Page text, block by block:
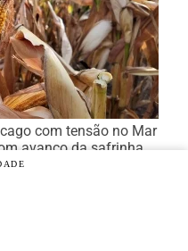
com tensão no Mar
avanço da safrinha,